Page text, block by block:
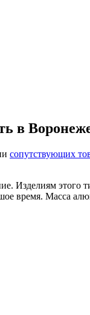
в
сопутствующих
Изделиям этого
время. Масса